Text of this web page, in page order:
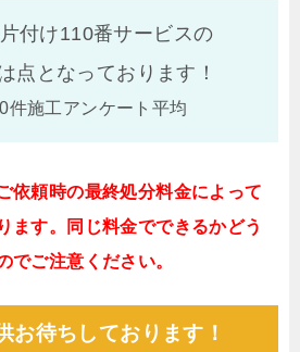
付け110番サービスの
点となっております！
施工アンケート平均
依頼時の最終処分料金によって
ます。同じ料金でできるかどう
でご注意ください。
お待ちしております！